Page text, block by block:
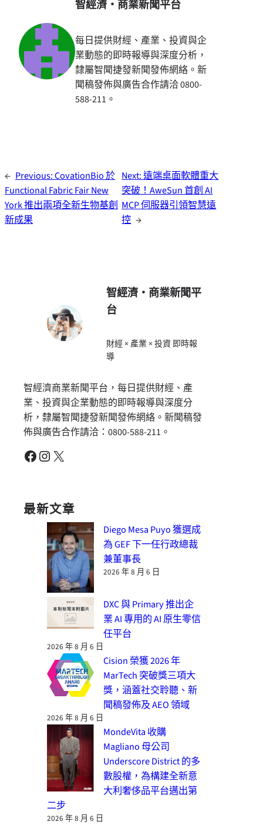
智經濟・商業新聞平台
每日提供財經、產業、投資與企
業動態的即時報導與深度分析，
隸屬智聞捷發新聞發佈網絡。新
聞稿發佈與廣告合作請洽 0800-
588-211。
← Previous:CovationBio 於
Functional Fabric Fair New
York 推出兩項全新生物基創
新成果
Next:遠端桌面軟體重大
突破！AweSun 首創 AI
MCP 伺服器引領智慧遠
控 →
智經濟・商業新聞平
台
財經 × 產業 × 投資 即時報
導
智經濟商業新聞平台，每日提供財經、產
業、投資與企業動態的即時報導與深度分
析，隸屬智聞捷發新聞發佈網絡。新聞稿發
佈與廣告合作請洽：0800-588-211。
Facebook Instagram X
最新文章
Diego Mesa Puyo 獲選成
為 GEF 下一任行政總裁
兼董事長
2026 年 8 月 6 日
DXC 與 Primary 推出企
業 AI 專用的 AI 原生零信
任平台
2026 年 8 月 6 日
Cision 榮獲 2026 年
MarTech 突破獎三項大
獎，涵蓋社交聆聽、新
聞稿發佈及 AEO 領域
2026 年 8 月 6 日
MondeVita 收購
Magliano 母公司
Underscore District 的多
數股權，為構建全新意
大利奢侈品平台邁出第
二步
2026 年 8 月 6 日